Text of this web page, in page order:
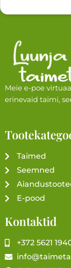
Meie e-poe
erinevaid taimi,
Taimed
Seemned
E-pood
Kontaktid
+372 5621